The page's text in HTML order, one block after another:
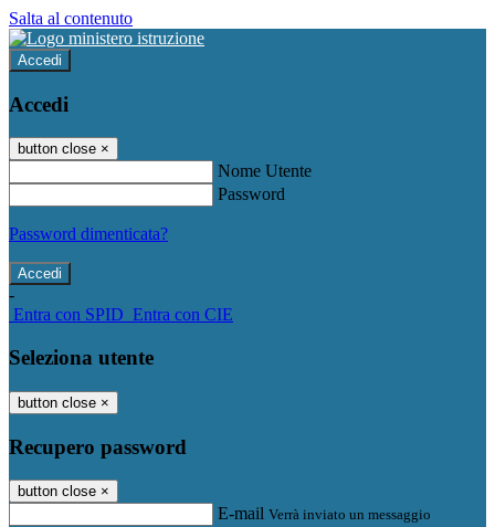
Salta al contenuto
Accedi
Accedi
button close ×
Nome Utente
Password
Password dimenticata?
-
Entra con SPID Entra con CIE
Seleziona utente
button close ×
Recupero password
button close ×
E-mail Verrà inviato un messaggio